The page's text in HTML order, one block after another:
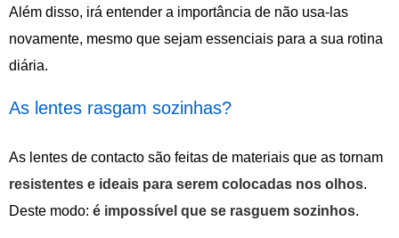
Além disso, irá entender a importância de não usa-las
novamente, mesmo que sejam essenciais para a sua rotina
diária.
As lentes rasgam sozinhas?
As lentes de contacto são feitas de materiais que as tornam
resistentes e ideais para serem colocadas nos olhos.
Deste modo: é impossível que se rasguem sozinhos.